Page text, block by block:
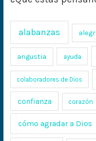
alabanzas
angustia ayuda
colaboradores de Dios
confianza corazón
cómo agradar a Dios